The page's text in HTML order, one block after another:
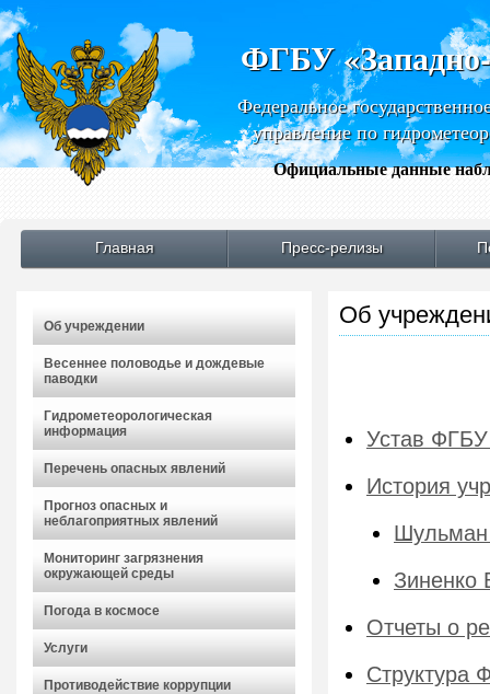
ФГБУ
Федеральное
управление по
Официальные данные
Главная Пресс-релизы
Об учреждении
Весеннее половодье и дождевые
паводки
Гидрометеорологическая
информация
Перечень опасных явлений
Прогноз опасных и
неблагоприятных явлений
Мониторинг загрязнения
окружающей среды
Погода в космосе
Услуги
Противодействие коррупции
Об
Устав
История
Зиненко
Отчеты о
Структура